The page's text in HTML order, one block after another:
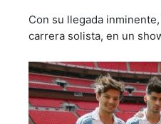
Con su llegada
carrera solista, en un